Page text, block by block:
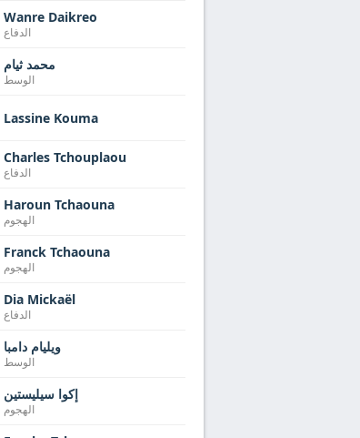
Wanre Daikreo
الدفاع
محمد ثيام
الوسط
Lassine Kouma
Charles Tchouplaou
الدفاع
Haroun Tchaouna
الهجوم
Franck Tchaouna
الهجوم
Dia Mickaël
الدفاع
ويليام دامبا
الوسط
إكوا سيليستين
الهجوم